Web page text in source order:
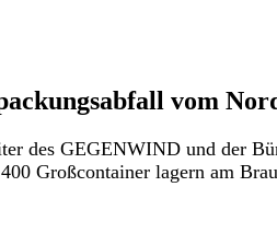
vom
des GEGENWIND und der
Großcontainer lagern am